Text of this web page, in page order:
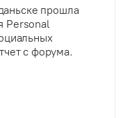
прошла
Personal
с форума.